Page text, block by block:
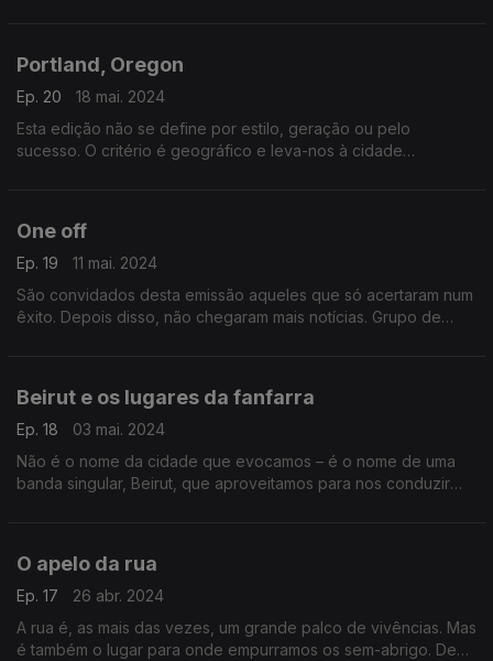
Portland, Oregon
Ep. 20
18 mai. 2024
Esta edição não se define por estilo, geração ou pelo
sucesso. O critério é geográfico e leva-nos à cidade
One off
Ep. 19
11 mai. 2024
São convidados desta emissão aqueles que só acertaram num
êxito. Depois disso, não chegaram mais notícias. Grupo de
Beirut e os lugares da fanfarra
Ep. 18
03 mai. 2024
Não é o nome da cidade que evocamos – é o nome de uma
banda singular, Beirut, que aproveitamos para nos conduzir
O apelo da rua
Ep. 17
26 abr. 2024
A rua é, as mais das vezes, um grande palco de vivências. Mas
é também o lugar para onde empurramos os sem-abrigo. De